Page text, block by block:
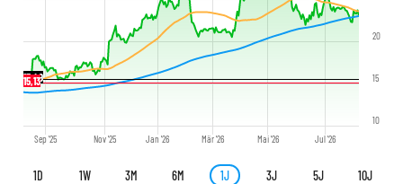
Sep '25 Nov '25 Jan '26 Mär '26 Mai '26 Jul '26
10
15
20
15,49
15,13
1D 1W 3M 6M 1J 3J 5J 10J